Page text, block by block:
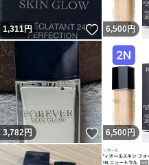
1,311円 いいね！
6,500 円
3,782円 いいね！
6,500 円